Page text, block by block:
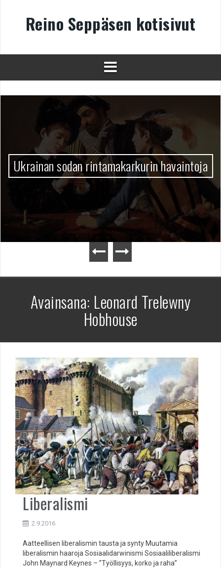
Reino Seppäsen kotisivut
Ukrainan sodan rintamakarkurin havaintoja
Avainsana: Leonard Trelewny
Hobhouse
Liberalismi
2.9.2016
Aatteellisen liberalismin tausta ja synty Muutamia
liberalismin haaroja Sosiaalidarwinismi Sosiaaliliberalismi
John Maynard Keynes – ”Työllisyys, korko ja raha”